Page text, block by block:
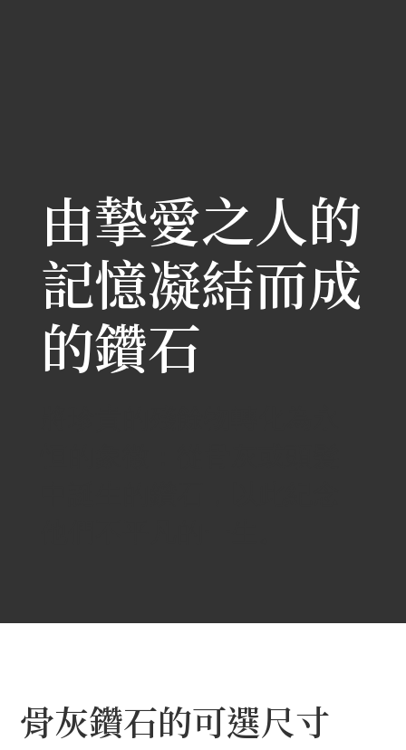
由摯愛之人的
記憶凝結而成
的鑽石
骨灰鑽石的可選尺寸